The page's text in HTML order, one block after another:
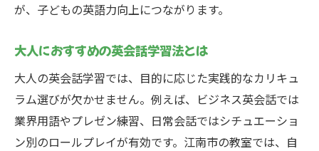
が、子どもの英語力向上につながります。
大人におすすめの英会話学習法とは
大人の英会話学習では、目的に応じた実践的なカリキュ
ラム選びが欠かせません。例えば、ビジネス英会話では
業界用語やプレゼン練習、日常会話ではシチュエーショ
ン別のロールプレイが有効です。江南市の教室では、自